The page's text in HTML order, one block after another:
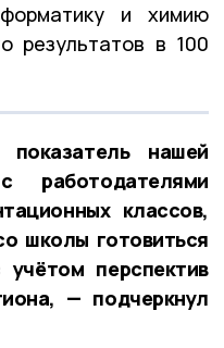
и химию
результатов в 100
нашей
работодателями
классов,
школы готовиться
перспектив
— подчеркнул